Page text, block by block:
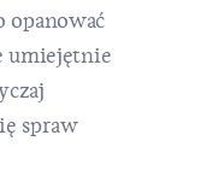
opanować
umiejętnie
spraw